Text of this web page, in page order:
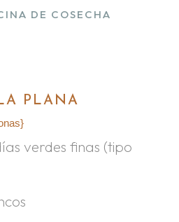
DE COSECHA
PLANA
verdes finas (tipo